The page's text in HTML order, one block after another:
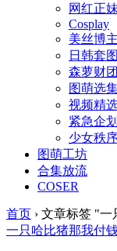
网红正妹
Cosplay
美丝博主
日韩套图
森萝财团
图萌选
视频精
紧急企划
少女秩
图萌工坊
合集放流
COSER
首页 › 文章标签 "一
一只哈比猪那我付